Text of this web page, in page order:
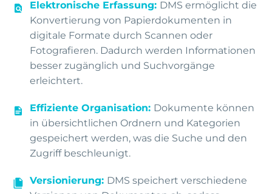
Elektronische Erfassung: DMS ermöglicht die
Konvertierung von Papierdokumenten in
digitale Formate durch Scannen oder
Fotografieren. Dadurch werden Informationen
besser zugänglich und Suchvorgänge
erleichtert.
Effiziente Organisation: Dokumente können
in übersichtlichen Ordnern und Kategorien
gespeichert werden, was die Suche und den
Zugriff beschleunigt.
Versionierung: DMS speichert verschiedene